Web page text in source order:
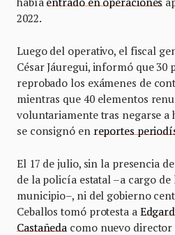
2022.
Luego del operativo, el fiscal
César Jáuregui, informó que 30
reprobado los exámenes de
mientras que 40 elementos
voluntariamente tras negarse a
se consignó en reportes
El 17 de julio, sin la presencia
de la policía estatal –a cargo de
municipio–, ni del gobierno
Ceballos tomó protesta a
Castañeda como nuevo director